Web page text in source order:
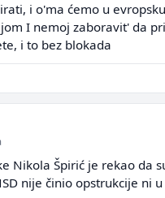
i o'ma ćemo u
I nemoj zaboravit' da
i to bez blokada
Nikola Špirić je rekao da
nije činio opstrukcije ni